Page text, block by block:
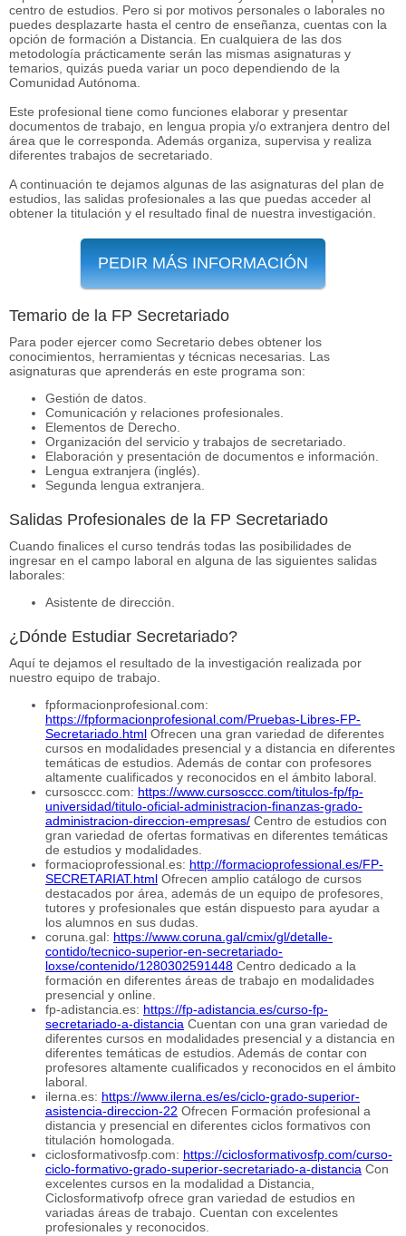
centro de estudios. Pero si por motivos personales o laborales no
puedes desplazarte hasta el centro de enseñanza, cuentas con la
opción de formación a Distancia. En cualquiera de las dos
metodología prácticamente serán las mismas asignaturas y
temarios, quizás pueda variar un poco dependiendo de la
Comunidad Autónoma.
Este profesional tiene como funciones elaborar y presentar
documentos de trabajo, en lengua propia y/o extranjera dentro del
área que le corresponda. Además organiza, supervisa y realiza
diferentes trabajos de secretariado.
A continuación te dejamos algunas de las asignaturas del plan de
estudios, las salidas profesionales a las que puedas acceder al
obtener la titulación y el resultado final de nuestra investigación.
PEDIR MÁS INFORMACIÓN
Temario de la FP Secretariado
Para poder ejercer como Secretario debes obtener los
conocimientos, herramientas y técnicas necesarias. Las
asignaturas que aprenderás en este programa son:
Gestión de datos.
Comunicación y relaciones profesionales.
Elementos de Derecho.
Organización del servicio y trabajos de secretariado.
Elaboración y presentación de documentos e información.
Lengua extranjera (inglés).
Segunda lengua extranjera.
Salidas Profesionales de la FP Secretariado
Cuando finalices el curso tendrás todas las posibilidades de
ingresar en el campo laboral en alguna de las siguientes salidas
laborales:
Asistente de dirección.
¿Dónde Estudiar Secretariado?
Aquí te dejamos el resultado de la investigación realizada por
nuestro equipo de trabajo.
fpformacionprofesional.com:
https://fpformacionprofesional.com/Pruebas-Libres-FP-
Secretariado.html Ofrecen una gran variedad de diferentes
cursos en modalidades presencial y a distancia en diferentes
temáticas de estudios. Además de contar con profesores
altamente cualificados y reconocidos en el ámbito laboral.
cursosccc.com: https://www.cursosccc.com/titulos-fp/fp-
universidad/titulo-oficial-administracion-finanzas-grado-
administracion-direccion-empresas/ Centro de estudios con
gran variedad de ofertas formativas en diferentes temáticas
de estudios y modalidades.
formacioprofessional.es: http://formacioprofessional.es/FP-
SECRETARIAT.html Ofrecen amplio catálogo de cursos
destacados por área, además de un equipo de profesores,
tutores y profesionales que están dispuesto para ayudar a
los alumnos en sus dudas.
coruna.gal: https://www.coruna.gal/cmix/gl/detalle-
contido/tecnico-superior-en-secretariado-
loxse/contenido/1280302591448 Centro dedicado a la
formación en diferentes áreas de trabajo en modalidades
presencial y online.
fp-adistancia.es: https://fp-adistancia.es/curso-fp-
secretariado-a-distancia Cuentan con una gran variedad de
diferentes cursos en modalidades presencial y a distancia en
diferentes temáticas de estudios. Además de contar con
profesores altamente cualificados y reconocidos en el ámbito
laboral.
ilerna.es: https://www.ilerna.es/es/ciclo-grado-superior-
asistencia-direccion-22 Ofrecen Formación profesional a
distancia y presencial en diferentes ciclos formativos con
titulación homologada.
ciclosformativosfp.com: https://ciclosformativosfp.com/curso-
ciclo-formativo-grado-superior-secretariado-a-distancia Con
excelentes cursos en la modalidad a Distancia,
Ciclosformativofp ofrece gran variedad de estudios en
variadas áreas de trabajo. Cuentan con excelentes
profesionales y reconocidos.